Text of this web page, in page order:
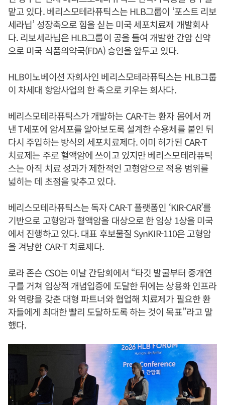
맡고 있다. 베리스모테라퓨틱스는 HLB그룹이 ‘포스트 리보
세라닙’ 성장축으로 힘을 싣는 미국 세포치료제 개발회사
다. 리보세라닙은 HLB그룹이 공을 들여 개발한 간암 신약
으로 미국 식품의약국(FDA) 승인을 앞두고 있다.
HLB이노베이션 자회사인 베리스모테라퓨틱스는 HLB그룹
이 차세대 항암사업의 한 축으로 키우는 회사다.
베리스모테라퓨틱스가 개발하는 CAR-T는 환자 몸에서 꺼
낸 T세포에 암세포를 알아보도록 설계한 수용체를 붙인 뒤
다시 주입하는 방식의 세포치료제다. 이미 허가된 CAR-T
치료제는 주로 혈액암에 쓰이고 있지만 베리스모테라퓨틱
스는 아직 치료 성과가 제한적인 고형암으로 적용 범위를
넓히는 데 초점을 맞추고 있다.
베리스모테라퓨틱스는 독자 CAR-T 플랫폼인 ‘KIR-CAR’를
기반으로 고형암과 혈액암을 대상으로 한 임상 1상을 미국
에서 진행하고 있다. 대표 후보물질 SynKIR-110은 고형암
을 겨냥한 CAR-T 치료제다.
로라 존슨 CSO는 이날 간담회에서 “타깃 발굴부터 중개연
구를 거쳐 임상적 개념입증에 도달한 뒤에는 상용화 인프라
와 역량을 갖춘 대형 파트너와 협업해 치료제가 필요한 환
자들에게 최대한 빨리 도달하도록 하는 것이 목표”라고 말
했다.